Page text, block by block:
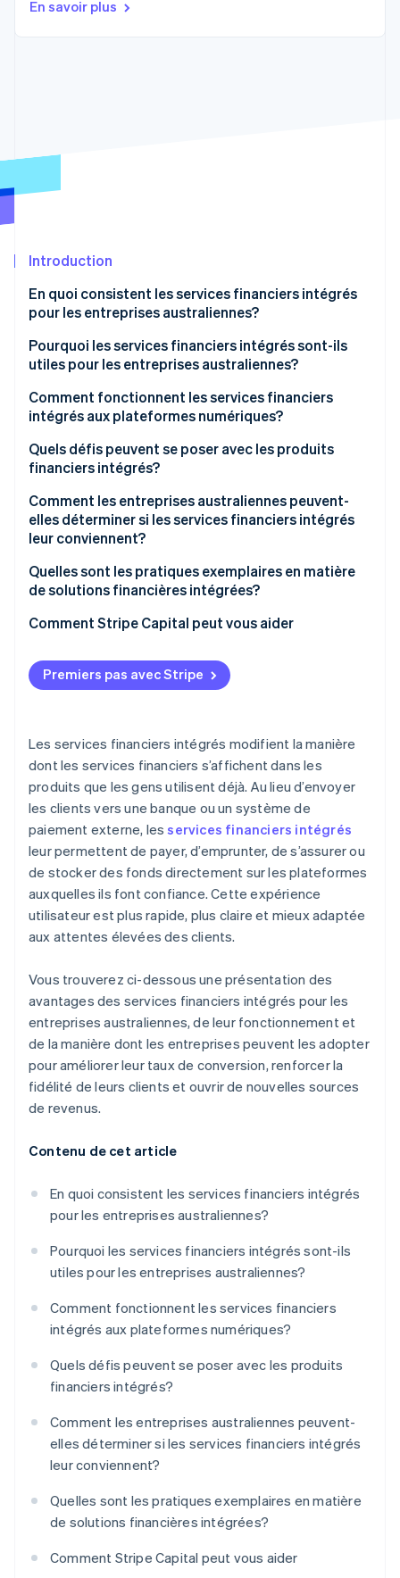
Atlas
l’IA.
Commerce de détail
État des API
En savoir plus
Introduction
En quoi consistent les services financiers intégrés
pour les entreprises australiennes?
Pourquoi les services financiers intégrés sont-ils
utiles pour les entreprises australiennes?
Un marché en pleine croissance soutenu par une
demande réelle
Fidélité renforcée et valeur client accrue
Combler le déficit de financement des petites
entreprises australiennes
Un environnement réglementaire favorable à
Comment fonctionnent les services financiers
intégrés aux plateformes numériques?
API pour établir des connexions
Partenaires agréés pour les fonctions réglementées
Expérience utilisateur frontale unifiée
Données et décisions en temps réel
Quels défis peuvent se poser avec les produits
financiers intégrés?
Comment les entreprises australiennes peuvent-
elles déterminer si les services financiers intégrés
leur conviennent?
Quelles sont les pratiques exemplaires en matière
de solutions financières intégrées?
Intégrer l’expérience financière à votre produit
Intégrer la sécurité dans chaque décision
Utiliser les données en temps réel pour améliorer
gérer
Comment Stripe Capital peut vous aider
Premiers pas avec Stripe
Les services financiers intégrés modifient la manière
dont les services financiers s’affichent dans les
produits que les gens utilisent déjà. Au lieu d’envoyer
les clients vers une banque ou un système de
paiement externe, lesservices financiers intégrés
leur permettent de payer, d’emprunter, de s’assurer ou
de stocker des fonds directement sur les plateformes
auxquelles ils font confiance. Cette expérience
utilisateur est plus rapide, plus claire et mieux adaptée
aux attentes élevées des clients.
Vous trouverez ci-dessous une présentation des
avantages des services financiers intégrés pour les
entreprises australiennes, de leur fonctionnement et
de la manière dont les entreprises peuvent les adopter
pour améliorer leur taux de conversion, renforcer la
fidélité de leurs clients et ouvrir de nouvelles sources
de revenus.
Contenu de cet article
En quoi consistent les services financiers intégrés
pour les entreprises australiennes?
Pourquoi les services financiers intégrés sont-ils
utiles pour les entreprises australiennes?
Comment fonctionnent les services financiers
intégrés aux plateformes numériques?
Quels défis peuvent se poser avec les produits
financiers intégrés?
Comment les entreprises australiennes peuvent-
elles déterminer si les services financiers intégrés
leur conviennent?
Quelles sont les pratiques exemplaires en matière
de solutions financières intégrées?
Comment Stripe Capital peut vous aider